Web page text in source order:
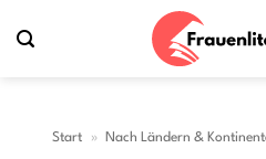
Inhalt
Start » Nach Ländern &